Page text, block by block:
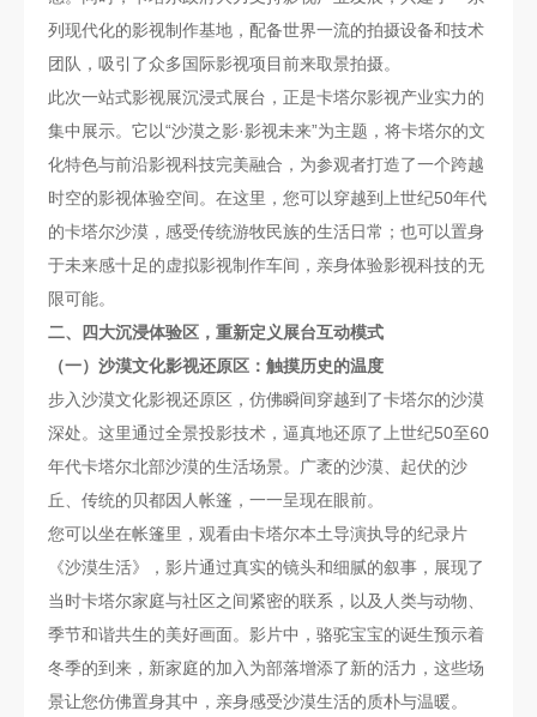
列现代化的影视制作基地，配备世界一流的拍摄设备和技术
团队，吸引了众多国际影视项目前来取景拍摄。
此次一站式影视展沉浸式展台，正是卡塔尔影视产业实力的
集中展示。它以“沙漠之影·影视未来”为主题，将卡塔尔的文
化特色与前沿影视科技完美融合，为参观者打造了一个跨越
时空的影视体验空间。在这里，您可以穿越到上世纪50年代
的卡塔尔沙漠，感受传统游牧民族的生活日常；也可以置身
于未来感十足的虚拟影视制作车间，亲身体验影视科技的无
限可能。
二、四大沉浸体验区，重新定义展台互动模式
（一）沙漠文化影视还原区：触摸历史的温度
步入沙漠文化影视还原区，仿佛瞬间穿越到了卡塔尔的沙漠
深处。这里通过全景投影技术，逼真地还原了上世纪50至60
年代卡塔尔北部沙漠的生活场景。广袤的沙漠、起伏的沙
丘、传统的贝都因人帐篷，一一呈现在眼前。
您可以坐在帐篷里，观看由卡塔尔本土导演执导的纪录片
《沙漠生活》，影片通过真实的镜头和细腻的叙事，展现了
当时卡塔尔家庭与社区之间紧密的联系，以及人类与动物、
季节和谐共生的美好画面。影片中，骆驼宝宝的诞生预示着
冬季的到来，新家庭的加入为部落增添了新的活力，这些场
景让您仿佛置身其中，亲身感受沙漠生活的质朴与温暖。